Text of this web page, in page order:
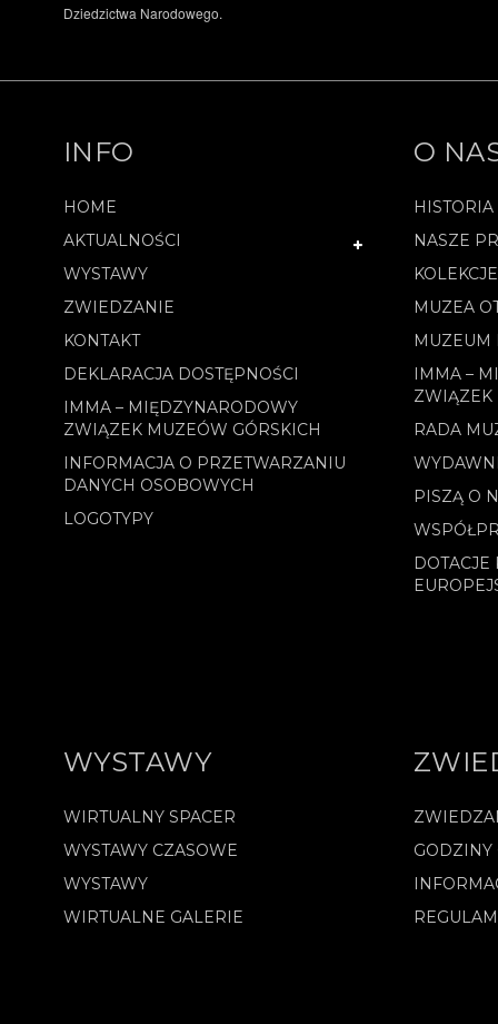
Dziedzictwa Narodowego.
INFO
HOME
AKTUALNOŚCI
WYSTAWY
ZWIEDZANIE
KONTAKT
DEKLARACJA DOSTĘPNOŚCI
IMMA – MIĘDZYNARODOWY
ZWIĄZEK MUZEÓW GÓRSKICH
INFORMACJA O PRZETWARZANIU
DANYCH OSOBOWYCH
LOGOTYPY
O
NASZE
MUZEA
MUZEUM
IMMA –
ZWIĄZEK
RADA
PISZĄ O
WYSTAWY
WIRTUALNY SPACER
WYSTAWY CZASOWE
WYSTAWY
WIRTUALNE GALERIE
GODZINY